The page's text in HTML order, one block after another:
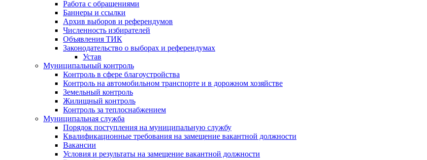
Работа с обращениями
Баннеры и ссылки
Архив выборов и референдумов
Численность избирателей
Объявления ТИК
Законодательство о выборах и референдумах
Устав
Муниципальный контроль
Контроль в сфере благоустройства
Контроль на автомобильном транспорте и в дорожном хозяйстве
Земельный контроль
Жилищный контроль
Контроль за теплоснабжением
Муниципальная служба
Порядок поступления на муниципальную службу
Квалификационные требования на замещение вакантной должности
Вакансии
Условия и результаты на замещение вакантной должности